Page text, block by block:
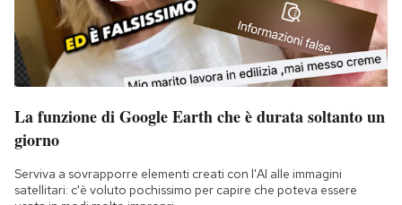
La funzione di Google Earth che è durata soltanto un
giorno
Serviva a sovrapporre elementi creati con l'AI alle immagini
satellitari: c'è voluto pochissimo per capire che poteva essere